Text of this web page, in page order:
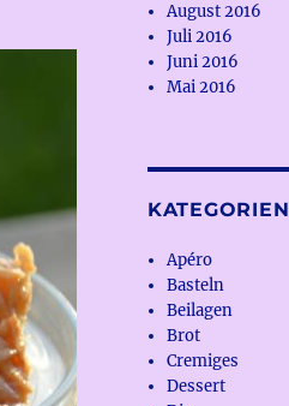
August 2016
Juli 2016
Juni 2016
Mai 2016
KATEGORIEN
Apéro
Basteln
Beilagen
Brot
Cremiges
Dessert